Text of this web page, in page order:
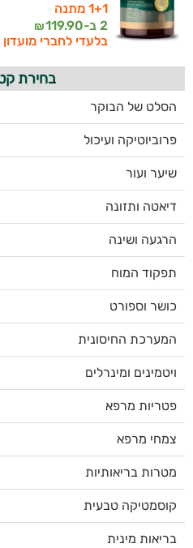
1+1 מתנה
2 ב-
119.90
₪
בלעדי לחברי מועדון
בחירת
הסלט של הבוקר
פרוביוטיקה ועיכול
שיער ועור
דיאטה ותזונה
הרגעה ושינה
תפקוד המוח
כושר וספורט
המערכת החיסונית
ויטמינים ומינרלים
פטריות מרפא
צמחי מרפא
מטרות בריאותיות
קוסמטיקה טבעית
בריאות מינית